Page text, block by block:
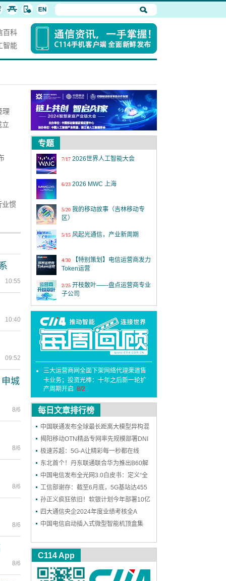
百科
智能
理
立
业惯
10:55
10:40
09:52
城
8/6
8/6
8/6
8/6
8/6
专题
7/17 2026世界人工智能大会
6/23 2026 MWC 上海
5/20 我的移动故事（吉林移动专
区）
5/15 风起光通信，产业新周期
4/30
【特别策划】电信运营商发力
Token运营
2/25 开枝散叶——盘点运营商专业
子公司
3/2 MWC26世界移动通信大会
12/18 第四届6G前沿技术与趋势论
坛
11/19 激情全运 移起AI：5G-A全民
看全运 粤近粤精彩
11/18
上海铁塔十一周年：善建不
9/24 2025年中国国际信息通信展
9/9 第二十六届中国国际光电博览
三大运营商网全面下架网络代理渠道售
卡业务；投资光棒：十年之后新一轮扩
产周期开启 8/2
每日文章排行榜
中国联通发布全球最长距离大模型异构混
训成果
揭阳移动OTN精品专网率先规模部署DNI
保护，实现高可靠能力再升级
极速苏超：5G-A让精彩每一秒都在线
东北首个！丹东联通联合华为推出B60解
决方案，一站式护航企业网络和安防
中国电信发布全光网3.0白皮书：定义“全
光智联”，2030年能力基本达成
工信部谢存：截至6月底，5G基站达455
万个 5G用户达11.18亿户
孙正义疯狂依旧！软银计划今年部署10亿
个AI智能体
四大通信央企2024年度业绩考核全A
中国电信启动插入式微型智能机顶盒集
C114 App